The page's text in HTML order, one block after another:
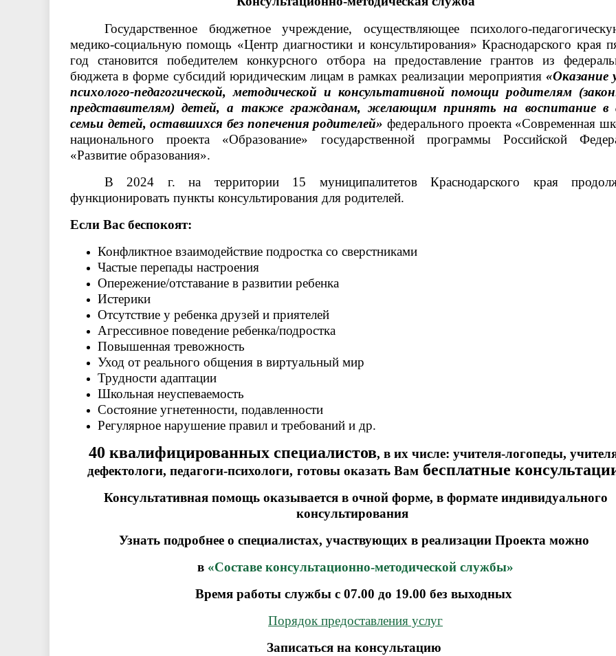
Государственное бюджетное учреждение, осуществляющее психолого-
медико-социальную помощь «Центр диагностики и консультирования» Краснодарского края
год становится победителем конкурсного отборана предоставление грантов из
бюджета в форме субсидий юридическим лицам в рамках реализации мероприятия «Оказание
психолого-педагогической, методической и консультативной помощи родителям
представителям) детей, а также гражданам, желающим принять на воспитание в
семьи детей, оставшихся без попечения родителей» федерального проекта «Современная
национального проекта «Образование» государственной программы Российской
«Развитие образования».
В 2024 г. на территории 15 муниципалитетов Краснодарского края
функционировать пункты консультирования для родителей.
Если Вас беспокоят:
Конфликтное взаимодействие подростка со сверстниками
Частые перепады настроения
Опережение/отставание в развитии ребенка
Истерики
Отсутствие у ребенка друзей и приятелей
Агрессивное поведение ребенка/подростка
Повышенная тревожность
Уход от реального общения в виртуальный мир
Трудности адаптации
Школьная неуспеваемость
Состояние угнетенности, подавленности
Регулярное нарушение правил и требований и др.
40 квалифицированных специалистов, в их числе: учителя-логопеды,
дефектологи, педагоги-психологи, готовы оказать Вам бесплатные
Консультативная помощь оказывается в очной форме, в формате индивидуального
консультирования
Узнать подробнее о специалистах, участвующих в реализации Проекта можно
в «Составе консультационно-методической службы»
Время работы службы с 07.00 до 19.00 без выходных
Порядок предоставления услуг
Записаться на консультацию